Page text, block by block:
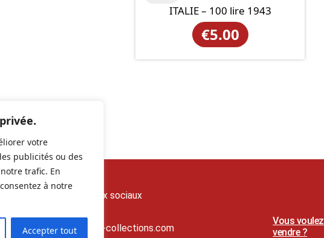
votre
publicités ou des
trafic. En
à notre
Accepter tout
ITALIE – 100 lire 1943
€5.00
Nos réseaux sociaux
contact@lj-collections.com
Vous voulez
vendre ?